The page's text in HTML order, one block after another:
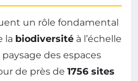
un rôle fondamental
la biodiversité à l’échelle
des espaces
de près de 1756 sites